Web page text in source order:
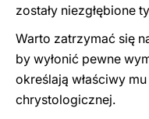
zostały niezgłębione
Warto zatrzymać się
by wyłonić pewne
określają właściwy
chrystologicznej.